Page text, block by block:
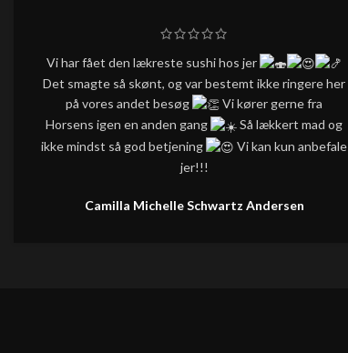
Vi har fået den lækreste sushi hos jer
Det smagte så skønt, og var bestemt ikke ringere her
på vores andet besøg
Vi kører gerne fra
Horsens igen en anden gang
Så lækkert mad og
ikke mindst så god betjening
Vi kan kun anbefale
jer!!!
Camilla Michelle Schwartz Andersen